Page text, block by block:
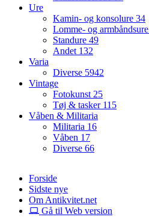
Ure
Kamin- og konsolure 34
Lomme- og armbåndsure
Standure 49
Andet 132
Varia
Diverse 5942
Vintage
Fotokunst25
Tøj & tasker 115
Våben & Militaria
Militaria 16
Våben 17
Diverse 66
Forside
Sidste nye
Om Antikvitet.net
Gå til Web version